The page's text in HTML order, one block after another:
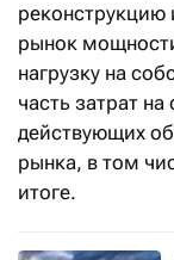
рынок
нагрузку на
часть затрат
действующих
рынка, в том
итоге.